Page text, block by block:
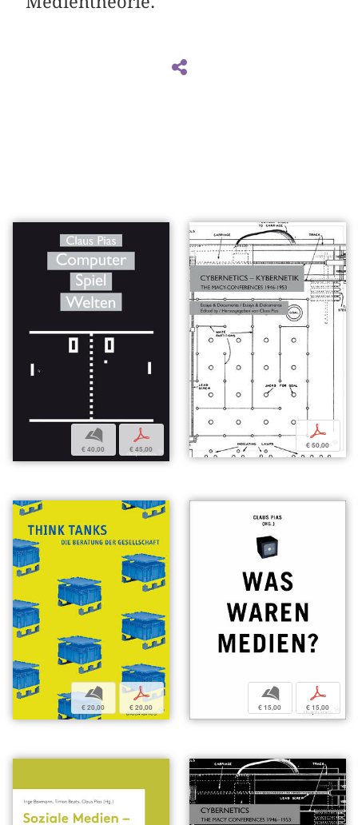
b
€ 40,00
p
€ 45,00
p
€ 50,00
b
€ 20,00
p
€ 20,00
b
€ 15,00
p
€ 15,00